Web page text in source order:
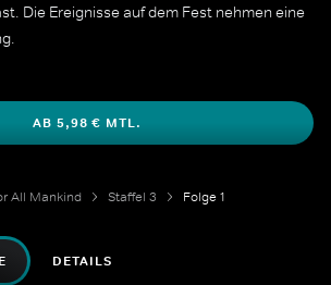
Die Ereignisse auf dem Fest nehmen eine
AB 5,98 € MTL.
All Mankind Staffel 3 Folge 1
DETAILS